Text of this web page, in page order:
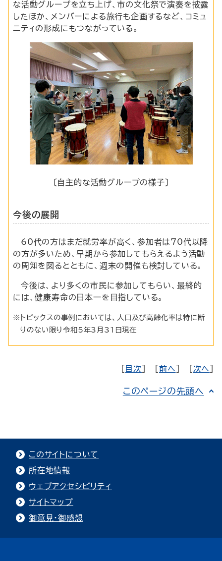
な活動グループを立ち上げ、市の文化祭で演奏を披露
したほか、メンバーによる旅行も企画するなど、コミュ
ニティの形成にもつながっている。
〔自主的な活動グループの様子〕
今後の展開
60代の方はまだ就労率が高く、参加者は70代以降
の方が多いため、早期から参加してもらえるよう活動
の周知を図るとともに、週末の開催も検討している。
今後は、より多くの市民に参加してもらい、最終的
には、健康寿命の日本一を目指している。
※トピックスの事例においては、人口及び高齢化率は特に断
りのない限り令和5年3月31日現在
目次 前へ 次へ
このページの先頭へ
このサイトについて
所在地情報
ウェブアクセシビリティ
サイトマップ
御意見・御感想